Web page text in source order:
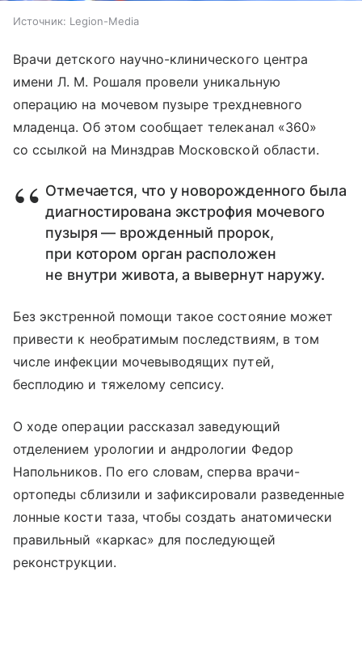
Источник: Legion-Media
Врачи детского научно-клинического центра
имени Л. М. Рошаля провели уникальную
операцию на мочевом пузыре трехдневного
младенца. Об этом сообщает телеканал «360»
со ссылкой на Минздрав Московской области.
Отмечается, что у новорожденного была
диагностирована экстрофия мочевого
пузыря — врожденный пророк,
при котором орган расположен
не внутри живота, а вывернут наружу.
Без экстренной помощи такое состояние может
привести к необратимым последствиям, в том
числе инфекции мочевыводящих путей,
бесплодию и тяжелому сепсису.
О ходе операции рассказал заведующий
отделением урологии и андрологии Федор
Напольников. По его словам, сперва врачи-
ортопеды сблизили и зафиксировали разведенные
лонные кости таза, чтобы создать анатомически
правильный «каркас» для последующей
реконструкции.